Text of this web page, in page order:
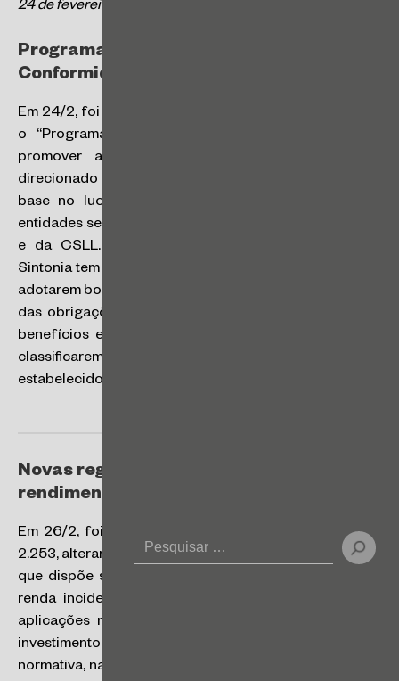
24 de fevereiro a 1º de março de 2025
Programa “Receita Sintonia” –
Conformidade Tributária e Aduaneira
Em 24/2, foi publicada a Portaria RFB nº 511, instituindo
o “Programa Receita Sintonia”, com o objetivo de
promover a conformidade tributária e aduaneira,
direcionado para pessoas jurídicas tributadas com
base no lucro real, presumido ou arbitrado e para
entidades sem fins lucrativos imunes ou isentas do IRPJ
e da CSLL. Segundo a Receita Federal, o Receita
Sintonia tem o objetivo de incentivar os contribuintes a
adotarem boas práticas e regularidade no cumprimento
das obrigações tributárias por meio da concessão de
benefícios e tratamento diferenciado àqueles que se
classificarem bem nos critérios de conformidade
estabelecidos pela Receita Federal.
Novas regras de IRRF sobre os
rendimentos em fundos de investimento
Em 26/2, foi publicada a Instrução Normativa RFB nº
2.253, alterando a Instrução Normativa RFB nº 2.166/23,
que dispõe sobre o recolhimento do imposto sobre a
renda incidente sobre os rendimentos apurados nas
aplicações nos fundos de investimento e fundos de
investimento fechado. Segundo a nova disposição
normativa, na hipótese de suspensão do pagamento do